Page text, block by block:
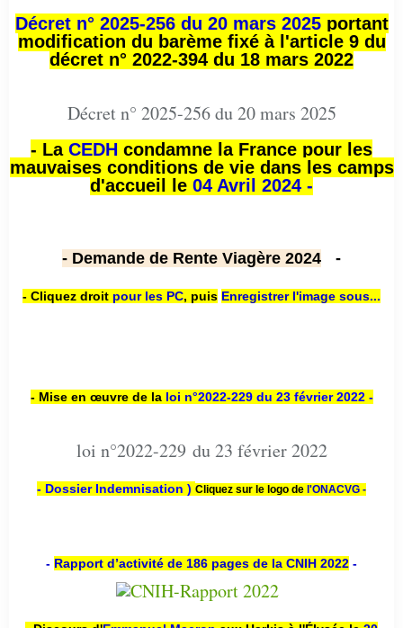
Décret n° 2025-256 du 20 mars 2025portant
modification du barème fixé à l'article 9 du
décret n° 2022-394 du 18 mars 2022
Décret n° 2025-256 du 20 mars 2025
- La CEDH condamne la France pour les
mauvaises conditions de vie dans les camps
d'accueil le 04 Avril 2024 -
- Demande de Rente Viagère 2024 -
- Cliquez droit pour les PC, puis Enregistrer l'image sous...
- Mise en œuvre de la loi n°2022-229 du 23 février 2022 -
loi n°2022-229 du 23 février 2022
- Dossier Indemnisation ) Cliquez sur le logo de l'ONACVG -
- Rapport d’activité de 186 pages de la CNIH 2022 -